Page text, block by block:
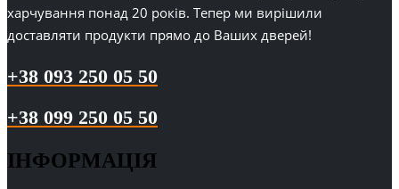
харчування понад 20 років. Тепер ми вирішили
доставляти продукти прямо до Ваших дверей!
+38 093 250 05 50
+38 099 250 05 50
ІНФОРМАЦІЯ